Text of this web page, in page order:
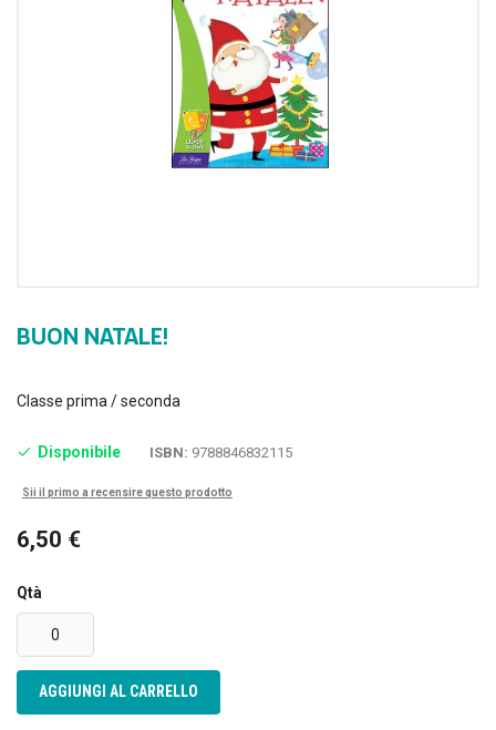
BUON NATALE!
Disponibile ISBN: 9788846832115
Sii il primo a recensire questo prodotto
6,50 €
Qtà
AGGIUNGI AL CARRELLO
Classe prima / seconda